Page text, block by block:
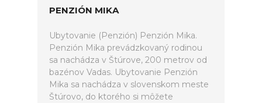
PENZIÓN MIKA
Ubytovanie (Penzión) Penzión Mika.
Penzión Mika prevádzkovaný rodinou
sa nachádza v Štúrove, 200 metrov od
bazénov Vadas. Ubytovanie Penzión
Mika sa nachádza v slovenskom meste
Štúrovo, do ktorého si môžete